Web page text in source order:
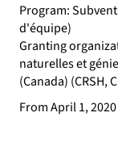
Program:
d'équipe)
Granting
naturelles et
(Canada) (CRSH,
From April 1,